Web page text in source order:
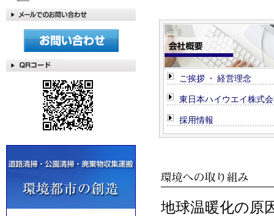
ご挨拶 ・ 経営理念
東日本ハイウエイ株式
採用情報
地球温暖化の原